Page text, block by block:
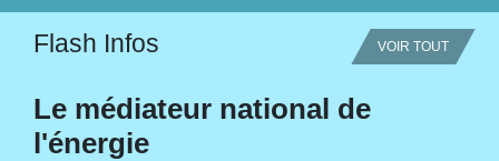
Flash Infos VOIR TOUT
Le médiateur national de
l'énergie